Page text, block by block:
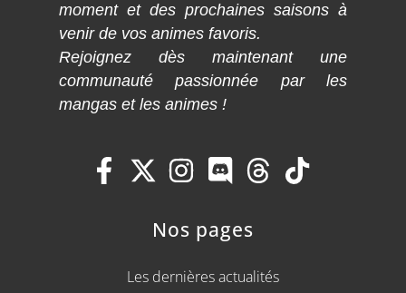
moment et des prochaines saisons à
venir de vos animes favoris.
Rejoignez dès maintenant une
communauté passionnée par les
mangas et les animes !
Nos pages
Les dernières actualités